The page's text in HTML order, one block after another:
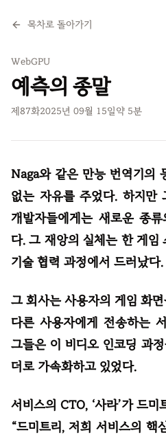
목차로 돌아가기
WebGPU
예측의 종말
제87화2025년 09월 15일약 5분
Naga와 같은 만능 번역기의
없는 자유를 주었다. 하지만
개발자들에게는 새로운 종
다. 그 재앙의 실체는 한 게임
기술 협력 과정에서 드러났다.
그 회사는 사용자의 게임 화
다른 사용자에게 전송하는
그들은 이 비디오 인코딩 과
더로 가속화하고 있었다.
서비스의 CTO, ‘사라’가 드
“드미트리, 저희 서비스의 핵